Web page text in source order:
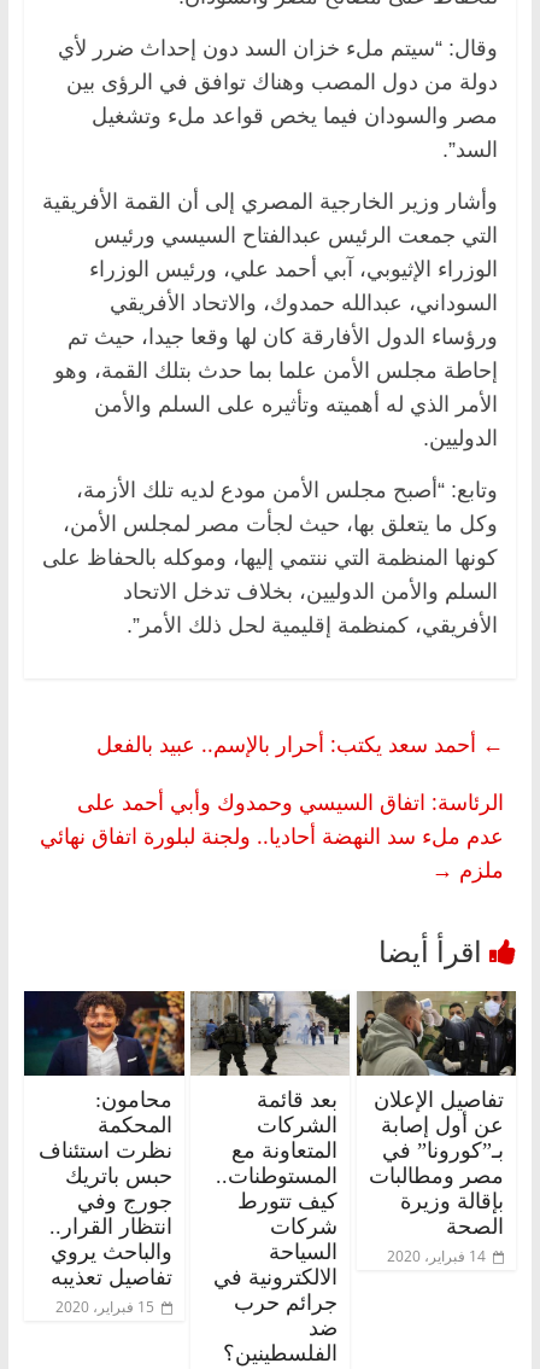
وقال: “سيتم ملء خزان السد دون إحداث ضرر لأي
دولة من دول المصب وهناك توافق في الرؤى بين
مصر والسودان فيما يخص قواعد ملء وتشغيل
السد”.
وأشار وزير الخارجية المصري إلى أن القمة الأفريقية
التي جمعت الرئيس عبدالفتاح السيسي ورئيس
الوزراء الإثيوبي، آبي أحمد علي، ورئيس الوزراء
السوداني، عبدالله حمدوك، والاتحاد الأفريقي
ورؤساء الدول الأفارقة كان لها وقعا جيدا، حيث تم
إحاطة مجلس الأمن علما بما حدث بتلك القمة، وهو
الأمر الذي له أهميته وتأثيره على السلم والأمن
الدوليين.
وتابع: “أصبح مجلس الأمن مودع لديه تلك الأزمة،
وكل ما يتعلق بها، حيث لجأت مصر لمجلس الأمن،
كونها المنظمة التي ننتمي إليها، وموكله بالحفاظ على
السلم والأمن الدوليين، بخلاف تدخل الاتحاد
الأفريقي، كمنظمة إقليمية لحل ذلك الأمر”.
← أحمد سعد يكتب: أحرار بالإسم.. عبيد بالفعل
الرئاسة: اتفاق السيسي وحمدوك وأبي أحمد على
عدم ملء سد النهضة أحاديا.. ولجنة لبلورة اتفاق نهائي
ملزم →
تفاصيل الإعلان
عن أول إصابة
بـ”كورونا” في
مصر ومطالبات
بإقالة وزيرة
الصحة
14 فبراير، 2020
بعد قائمة
الشركات
المتعاونة مع
المستوطنات..
كيف تتورط
شركات
السياحة
الالكترونية في
جرائم حرب
ضد
الفلسطينين؟
محامون:
المحكمة
نظرت استئناف
حبس باتريك
جورج وفي
انتظار القرار..
والباحث يروي
تفاصيل تعذيبه
15 فبراير، 2020